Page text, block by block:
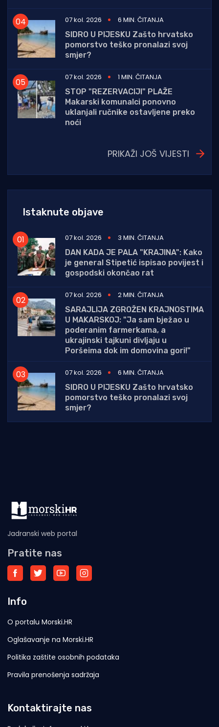
07 kol. 2026
6 MIN. ČITANJA
SIDRO U PIJESKU Zašto hrvatsko
pomorstvo teško pronalazi svoj
smjer?
07 kol. 2026
1 MIN. ČITANJA
STOP "REZERVACIJI" PLAŽE
Makarski komunalci ponovno
uklanjali ručnike ostavljene preko
noći
PRIKAŽI JOŠ VIJESTI
Istaknute objave
07 kol. 2026
3 MIN. ČITANJA
DAN KADA JE PALA "KRAJINA": Kako
je general Stipetić ispisao povijest i
gospodski okončao rat
07 kol. 2026
2 MIN. ČITANJA
SARAJLIJA ZGROŽEN KRAJNOSTIMA
U MAKARSKOJ: "Ja sam bježao u
poderanim farmerkama, a
ukrajinski tajkuni divljaju u
Poršeima dok im domovina gori!"
07 kol. 2026
6 MIN. ČITANJA
SIDRO U PIJESKU Zašto hrvatsko
pomorstvo teško pronalazi svoj
smjer?
Jadranski web portal
Pratite nas
Info
O portalu Morski.HR
Oglašavanje na Morski.HR
Politika zaštite osobnih podataka
Pravila prenošenja sadržaja
Kontaktirajte nas